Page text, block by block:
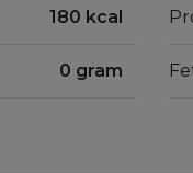
180 kcal
0 gram